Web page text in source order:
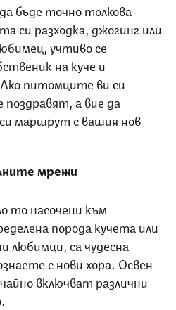
бъде точно толкова
си разходка, джогинг или
учтиво се
на куче и
питомците ви си
а вие да
маршрут с вашия нов
мрежи
то насочени към
порода кучета или
любимци, са чудесна
с нови хора. Освен
включват различни